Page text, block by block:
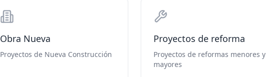
Obra Nueva
Proyectos de Nueva Construcción
Proyectos de reforma
Proyectos de reformas menores y
mayores